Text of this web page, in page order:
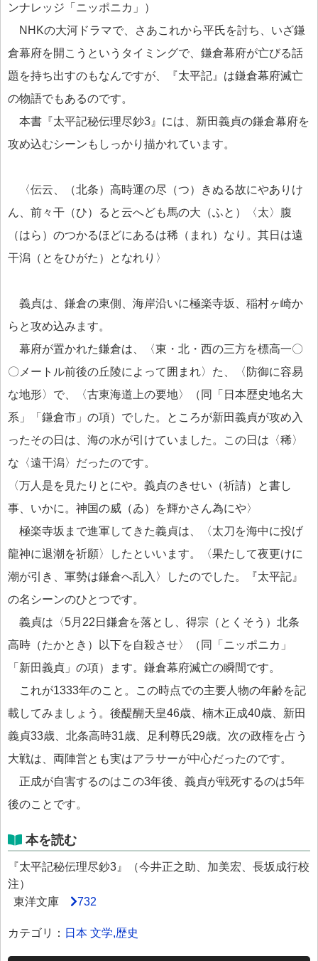
ンナレッジ「ニッポニカ」）
NHKの大河ドラマで、さあこれから平氏を討ち、いざ鎌
倉幕府を開こうというタイミングで、鎌倉幕府が亡びる話
題を持ち出すのもなんですが、『太平記』は鎌倉幕府滅亡
の物語でもあるのです。
本書『太平記秘伝理尽鈔3』には、新田義貞の鎌倉幕府を
攻め込むシーンもしっかり描かれています。
〈伝云、（北条）高時運の尽（つ）きぬる故にやありけ
ん、前々干（ひ）ると云へども馬の大（ふと）〈太〉腹
（はら）のつかるほどにあるは稀（まれ）なり。其日は遠
干潟（とをひがた）となれり〉
義貞は、鎌倉の東側、海岸沿いに極楽寺坂、稲村ヶ崎か
らと攻め込みます。
幕府が置かれた鎌倉は、〈東・北・西の三方を標高一〇
〇メートル前後の丘陵によって囲まれ〉た、〈防御に容易
な地形〉で、〈古東海道上の要地〉（同「日本歴史地名大
系」「鎌倉市」の項）でした。ところが新田義貞が攻め入
ったその日は、海の水が引けていました。この日は〈稀〉
な〈遠干潟〉だったのです。
〈万人是を見たりとにや。義貞のきせい（祈請）と書し
事、いかに。神国の威（ゐ）を輝かさん為にや〉
極楽寺坂まで進軍してきた義貞は、〈太刀を海中に投げ
龍神に退潮を祈願〉したといいます。〈果たして夜更けに
潮が引き、軍勢は鎌倉へ乱入〉したのでした。『太平記』
の名シーンのひとつです。
義貞は〈5月22日鎌倉を落とし、得宗（とくそう）北条
高時（たかとき）以下を自殺させ〉（同「ニッポニカ」
「新田義貞」の項）ます。鎌倉幕府滅亡の瞬間です。
これが1333年のこと。この時点での主要人物の年齢を記
載してみましょう。後醍醐天皇46歳、楠木正成40歳、新田
義貞33歳、北条高時31歳、足利尊氏29歳。次の政権を占う
大戦は、両陣営とも実はアラサーが中心だったのです。
正成が自害するのはこの3年後、義貞が戦死するのは5年
後のことです。
本を読む
『太平記秘伝理尽鈔3』（今井正之助、加美宏、長坂成行校
注）
東洋文庫
732
カテゴリ： 日本 文学,歴史